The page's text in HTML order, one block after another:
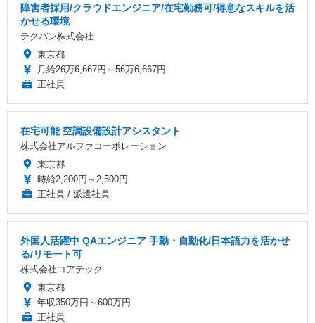
障害者採用/クラウドエンジニア/在宅勤務可/得意なスキルを活
かせる環境
テクバン株式会社
東京都
月給26万6,667円～56万6,667円
正社員
在宅可能 空調設備設計アシスタント
株式会社アルファコーポレーション
東京都
時給2,200円～2,500円
正社員 / 派遣社員
外国人活躍中 QAエンジニア 手動・自動化/日本語力を活かせ
る/リモート可
株式会社コアテック
東京都
年収350万円～600万円
正社員